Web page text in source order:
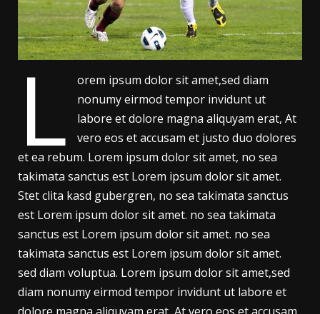
L
orem ipsum dolor sit amet,sed diam
nonumy eirmod tempor invidunt ut
labore et dolore magna aliquyam erat, At
vero eos et accusam et justo duo dolores
et ea rebum. Lorem ipsum dolor sit amet, no sea
takimata sanctus est Lorem ipsum dolor sit amet.
Stet clita kasd gubergren, no sea takimata sanctus
est Lorem ipsum dolor sit amet. no sea takimata
sanctus est Lorem ipsum dolor sit amet. no sea
takimata sanctus est Lorem ipsum dolor sit amet.
sed diam voluptua. Lorem ipsum dolor sit amet,sed
diam nonumy eirmod tempor invidunt ut labore et